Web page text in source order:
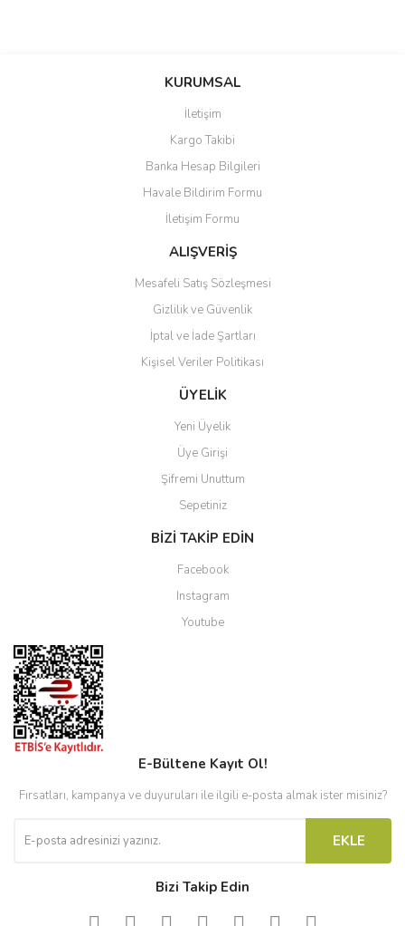
Bu ürüne ilk yorumu siz yapın!
Ürün resmi kalitesiz, bozuk veya görüntülenemiyor.
Ürün açıklamasında eksik bilgiler bulunuyor.
Ürün bilgilerinde hatalar bulunuyor.
Ürün fiyatı diğer sitelerden daha pahalı.
Bu ürüne benzer farklı alternatifler olmalı.
Gönder
KURUMSAL
İletişim
Kargo Takibi
Banka Hesap Bilgileri
Havale Bildirim Formu
İletişim Formu
ALIŞVERİŞ
Mesafeli Satış Sözleşmesi
Gizlilik ve Güvenlik
İptal ve İade Şartları
Kişisel Veriler Politikası
ÜYELİK
Yeni Üyelik
Üye Girişi
Şifremi Unuttum
Sepetiniz
BİZİ TAKİP EDİN
Facebook
Instagram
Youtube
E-Bültene Kayıt Ol!
Fırsatları, kampanya ve duyuruları ile ilgili e-posta almak ister misiniz?
EKLE
Bizi Takip Edin